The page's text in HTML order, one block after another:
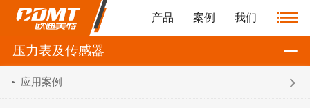
产品 案例 我们
压力表及传感器
应用案例